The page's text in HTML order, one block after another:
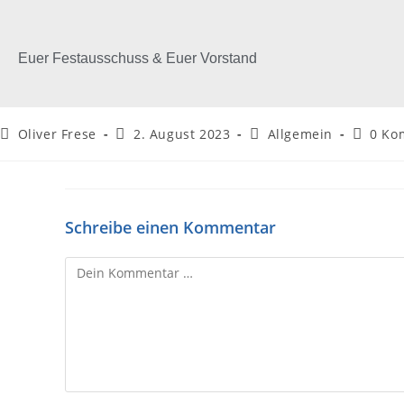
Euer Festausschuss & Euer Vorstand
Oliver Frese 2. August 2023 Allgemein 0
Schreibe einen Kommentar